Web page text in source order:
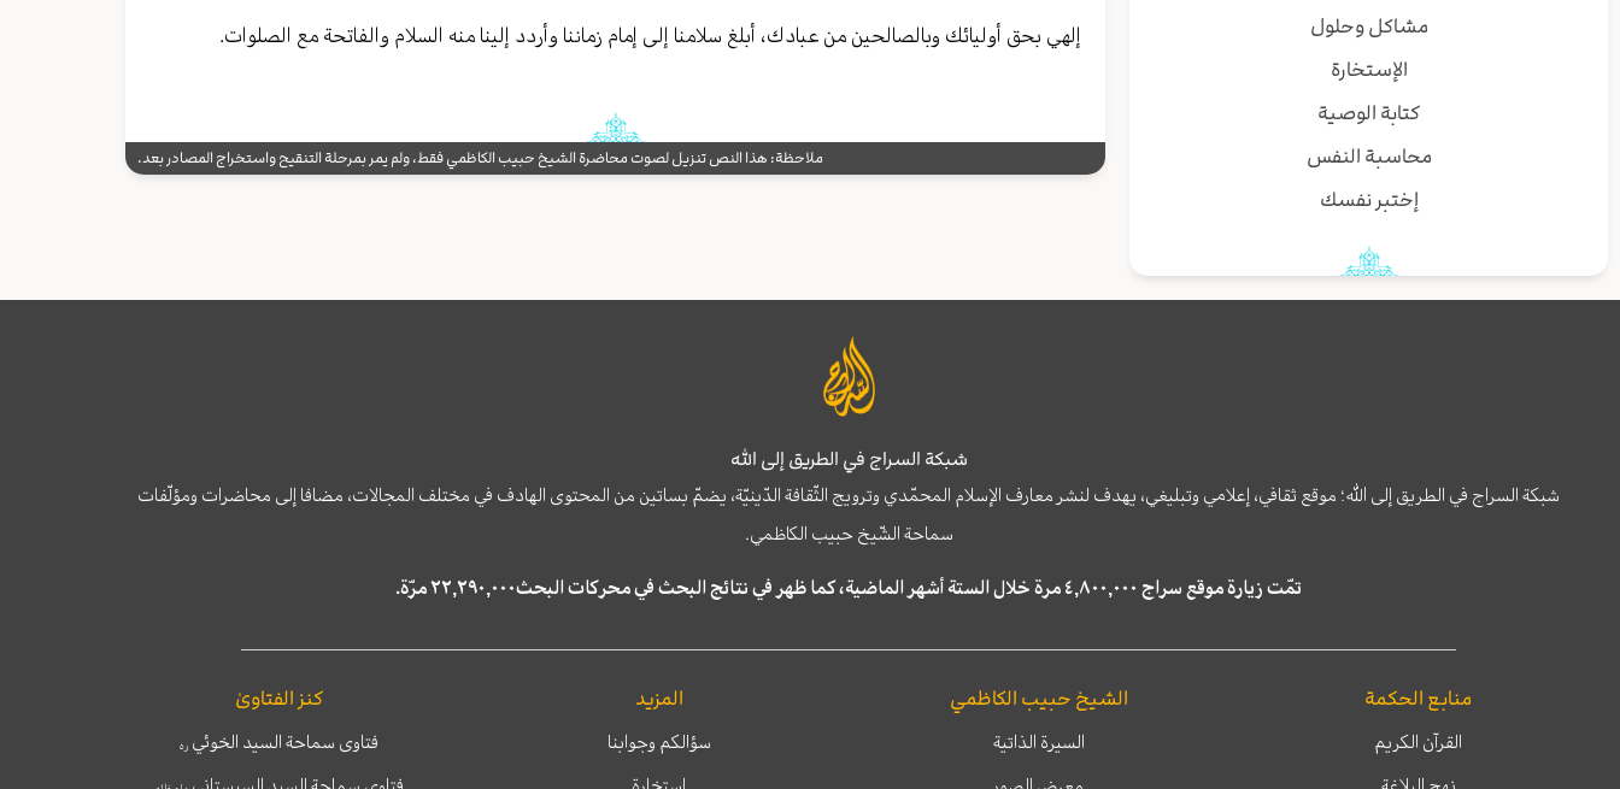
مشاكل وحلول
الإستخارة
كتابة الوصية
محاسبة النفس
إختبر نفسك
إلهي بحق أولیائك وبالصالحین من عبادك، أبلغ سلامنا إلی إمام زماننا وأردد إلینا منه السلام والفاتحة مع الصلوات.
ملاحظة: هذا النص تنزيل لصوت محاضرة الشيخ حبيب الكاظمي فقط، ولم يمر بمرحلة التنقيح واستخراج المصادر بعد.
شبكة السراج في الطريق إلى الله
شبكة السراج في الطريق إلى الله؛ موقع ثقافي، إعلامي وتبليغي، يهدف لنشر معارف الإسلام المحمّدي وترويج الثّقافة الدّينيّة، يضمّ بساتين من المحتوى الهادف في مختلف المجالات، مضافا إلى محاضرات ومؤلّفات
سماحة الشّيخ حبيب الكاظمي.
تمّت زيارة موقع سراج ٤,٨٠٠,٠٠٠ مرة خلال الستة أشهر الماضية، كما ظهر في نتائج البحث في محركات البحث٢٢,٢٩٠,٠٠٠ مرّة.
منابع الحكمة
القرآن الكريم
الشيخ حبيب الكاظمي
السيرة الذاتية
المزيد
سؤالكم وجوابنا
كنز الفتاوىٰ
فتاوى سماحة السيد الخوئي ره